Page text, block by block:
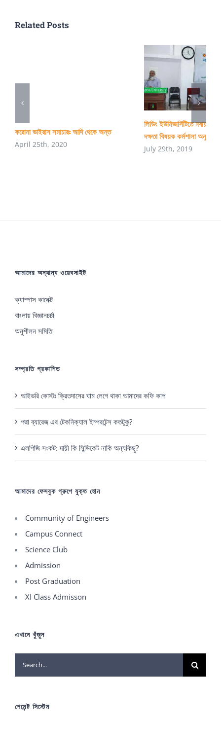
Related Posts
করোনা ভাইরাস সমাচারঃ আদি থেকে অন্ত
April 25th, 2020
লিডিং ইউনিভার্সিটিতে
দক্ষতা বিষয়ক কর্মশালা অনুষ্ঠিত
July 29th, 2019
আমাদের অন্যান্য ওয়েবসাইট
ক্যাম্পাস কানেক্ট
বাংলায় বিজ্ঞানচর্চা
অনুশীলন সমিতি
সম্প্রতি প্রকাশিত
আইভরি কোস্টঃ ক্রিতদাসের ঘাম লেগে থাকা আমাদের কফি কাপ
পদ্মা ব্যারেজ এর টেকনিক্যাল ইম্পরটেন্স কতটুকু?
এলপিজি সংকট: দায়ী কি সিন্ডিকেট নাকি অন্যকিছু?
আমাদের ফেসবুক গ্রুপে যুক্ত হোন
Community of Engineers
Campus Connect
Science Club
Admission
Post Graduation
XI Class Admisson
এখানে খুঁজুন
Search
for:
পেমেন্ট সিস্টেম